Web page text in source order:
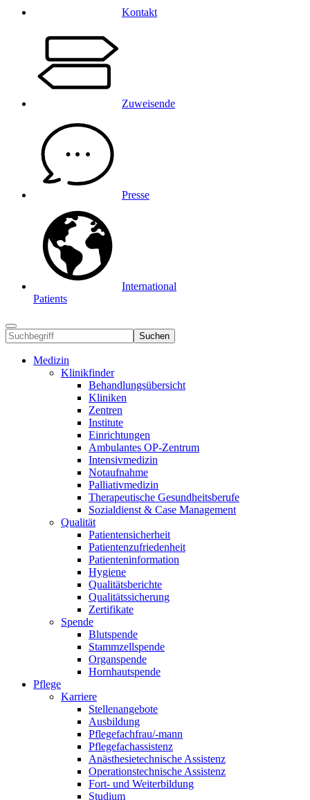
Kontakt
Zuweisende
Presse
International
Patients
Suchen
Medizin
Klinikfinder
Behandlungsübersicht
Kliniken
Zentren
Institute
Einrichtungen
Ambulantes OP-Zentrum
Intensivmedizin
Notaufnahme
Palliativmedizin
Therapeutische Gesundheitsberufe
Sozialdienst & Case Management
Qualität
Patientensicherheit
Patientenzufriedenheit
Patienteninformation
Hygiene
Qualitätsberichte
Qualitätssicherung
Zertifikate
Spende
Blutspende
Stammzellspende
Organspende
Hornhautspende
Pflege
Karriere
Stellenangebote
Ausbildung
Pflegefachfrau/-mann
Pflegefachassistenz
Anästhesietechnische Assistenz
Operationstechnische Assistenz
Fort- und Weiterbildung
Studium